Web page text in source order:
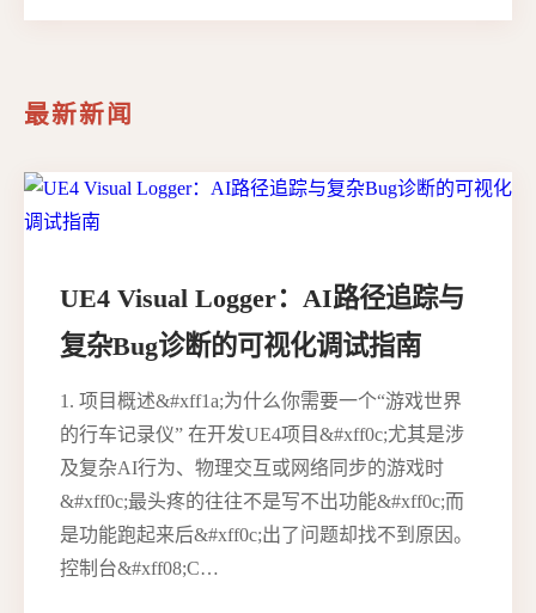
最新新闻
UE4 Visual Logger：AI路径追踪与
复杂Bug诊断的可视化调试指南
1. 项目概述&#xff1a;为什么你需要一个“游戏世界
的行车记录仪” 在开发UE4项目&#xff0c;尤其是涉
及复杂AI行为、物理交互或网络同步的游戏时
&#xff0c;最头疼的往往不是写不出功能&#xff0c;而
是功能跑起来后&#xff0c;出了问题却找不到原因。
控制台&#xff08;C…